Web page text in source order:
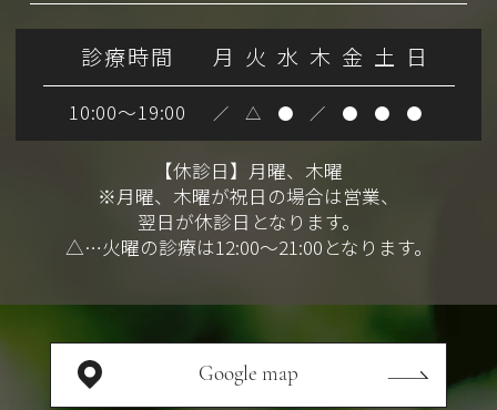
診療時間 月 火 水 木 金 土 日
10:00～19:00 ／ △ ● ／ ● ● ●
【休診日】月曜、木曜
※月曜、木曜が祝日の場合は営業、
翌日が休診日となります。
△…火曜の診療は12:00～21:00となります。
Google map